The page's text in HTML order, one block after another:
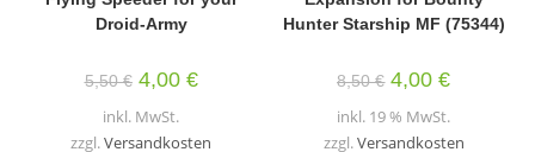
Droid-Army
5,50€ Ursprünglicher
Preis
war:
5,50 €
4,00 €Aktueller
Preis
inkl. MwSt.
zzgl.Versandkosten
Hunter Starship MF (75344)
8,50€ Ursprünglicher
Preis
war:
8,50 €
4,00€Aktueller
4,00 €.
inkl. 19 % MwSt.
zzgl.Versandkosten